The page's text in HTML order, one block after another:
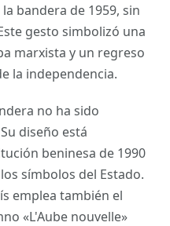
bandera de 1959, sin
gesto simbolizó una
marxista y un regreso
la independencia.
no ha sido
diseño está
beninesa de 1990
símbolos del Estado.
emplea también el
«L'Aube nouvelle»